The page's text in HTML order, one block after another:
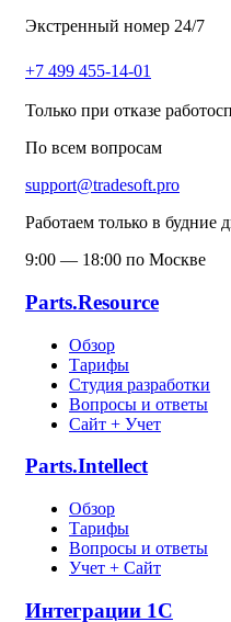
Экстренный номер 24/7
+7 499 455-14-01
Только при отказе
По всем вопросам
support@tradesoft.pro
Работаем только в будние
9:00 — 18:00 по Москве
Parts.Resource
Обзор
Тарифы
Студия разработки
Вопросы и ответы
Сайт + Учет
Parts.Intellect
Обзор
Тарифы
Вопросы и ответы
Учет + Сайт
Интеграции 1С